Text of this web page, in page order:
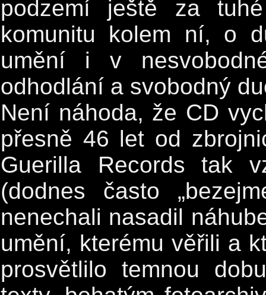
podzemí ještě za
komunitu kolem ní, o
umění i v
odhodlání a svobodný
Není náhoda, že CD
přesně 46 let od
Guerilla Records tak
(dodnes často
nenechali nasadil
umění, kterému věřili a
prosvětlilo temnou